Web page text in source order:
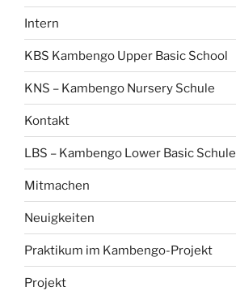
Intern
KBS Kambengo Upper Basic School
KNS – Kambengo Nursery Schule
Kontakt
LBS – Kambengo Lower Basic Schule
Mitmachen
Neuigkeiten
Praktikum im Kambengo-Projekt
Projekt